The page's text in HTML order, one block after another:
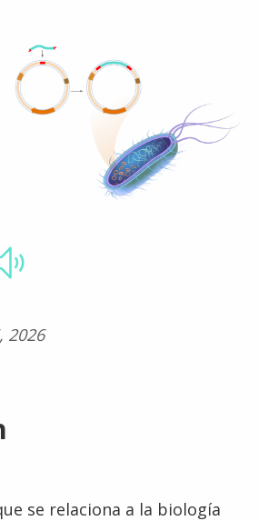
2026
se relaciona a la biología